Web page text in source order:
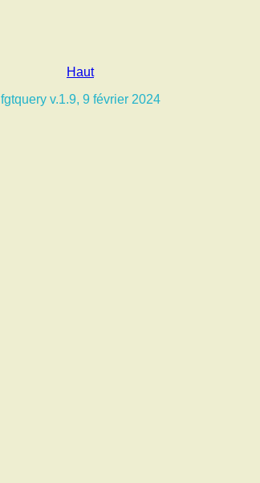
Haut
fgtquery v.1.9, 9 février 2024